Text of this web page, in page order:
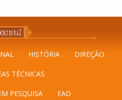
HISTÓRIA DIREÇÃO
TÉCNICAS
PESQUISA EAD